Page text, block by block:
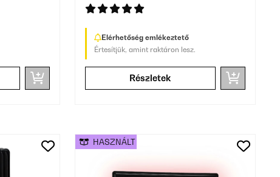
Elérhetőség emlékeztető
Értesítjük, amint raktáron lesz.
Részletek
HASZNÁLT